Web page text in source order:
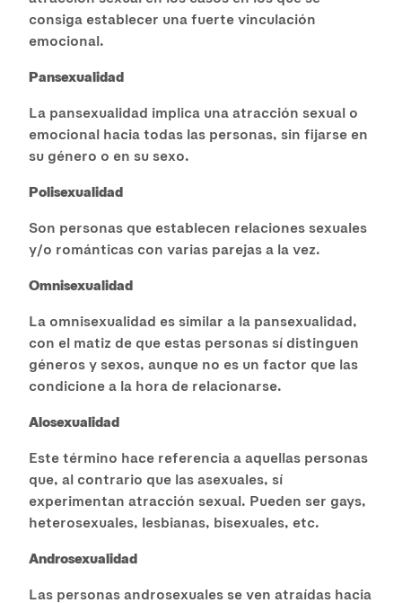
consiga establecer una fuerte vinculación
emocional.
Pansexualidad
La pansexualidad implica una atracción sexual o
emocional hacia todas las personas, sin fijarse en
su género o en su sexo.
Polisexualidad
Son personas que establecen relaciones sexuales
y/o románticas con varias parejas a la vez.
Omnisexualidad
La omnisexualidad es similar a la pansexualidad,
con el matiz de que estas personas sí distinguen
géneros y sexos, aunque no es un factor que las
condicione a la hora de relacionarse.
Alosexualidad
Este término hace referencia a aquellas personas
que, al contrario que las asexuales, sí
experimentan atracción sexual. Pueden ser gays,
heterosexuales, lesbianas, bisexuales, etc.
Androsexualidad
Las personas androsexuales se ven atraídas hacia